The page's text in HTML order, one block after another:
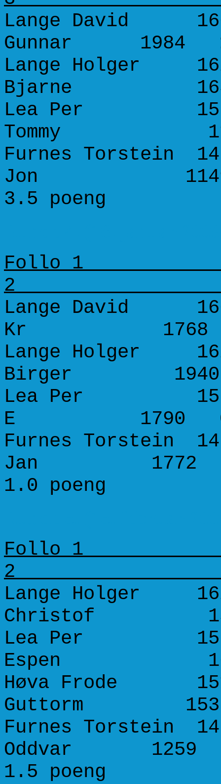
Lange David
Gunnar 1984
Lange Holger
Bjarne
Lea Per 1579
Tommy
Furnes Torstein
Jon
3.5 poeng
Follo 1
Lange David
Kr
Lange Holger
Birger
Lea Per 1579
E 1790
Furnes Torstein
Jan
1.0 poeng
Follo 1
Lange Holger
Christof
Lea Per 1579
Espen
Høva Frode
Guttorm
Furnes Torstein
Oddvar
1.5 poeng